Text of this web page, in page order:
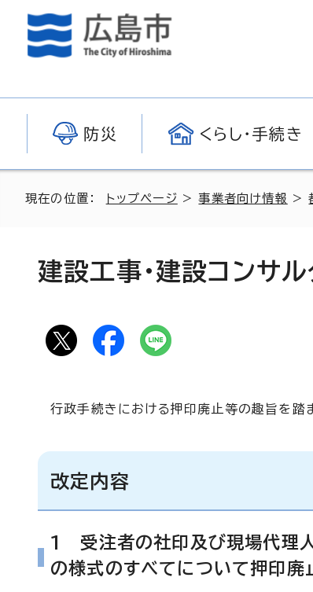
防災 くらし・手続き
現在の位置： トップページ >事業者向け情報 >
建設工事・建設コンサ
行政手続きにおける押印廃止等の趣旨を踏
改定内容
1 受注者の社印及び現場代理
の様式のすべてについて押印廃